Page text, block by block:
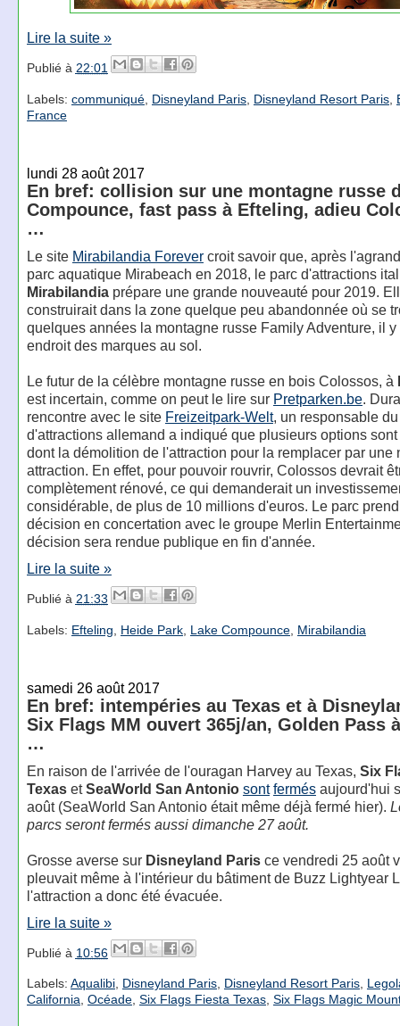
Lire la suite »
Publié à 22:01
Labels: communiqué, Disneyland Paris, Disneyland Resort Paris,
France
lundi 28 août 2017
En bref: collision sur une montagne russe
Compounce, fast pass à Efteling, adieu
…
Le site Mirabilandia Forevercroit savoir que, après
parc aquatique Mirabeach en 2018, le parc d'attractions
Mirabilandiaprépare une grande nouveauté pour 2019.
construirait dans la zone quelque peu abandonnée où se
quelques années la montagne russe Family Adventure, il y
endroit des marques au sol.
Le futur de la célèbre montagne russe en bois Colossos, à
est incertain, comme on peut le lire sur Pretparken.be.
rencontre avec le site Freizeitpark-Welt, un responsable
d'attractions allemand a indiqué que plusieurs options
dont la démolition de l'attraction pour la remplacer par une
attraction. En effet, pour pouvoir rouvrir, Colossos devrait
complètement rénové, ce qui demanderait un
considérable, de plus de 10 millions d'euros. Le parc
décision en concertation avec le groupe Merlin
décision sera rendue publique en fin d'année.
Lire la suite »
Publié à 21:33
Labels: Efteling Heide Park, Lake Compounce, Mirabilandia
samedi 26 août 2017
En bref: intempéries au Texas et à
Six Flags MM ouvert 365j/an, Golden Pass
…
En raison de l'arrivée de l'ouragan Harvey au Texas, Six
TexasetSeaWorld San Antonio sont fermésaujourd'hui
août (SeaWorld San Antonio était même déjà fermé hier).
parcs seront fermés aussi dimanche 27 août.
Grosse averse sur Disneyland Parisce vendredi 25 août
pleuvait même à l'intérieur du bâtiment de Buzz Lightyear
l'attraction a donc été évacuée.
Lire la suite »
Publié à 10:56
Labels: Aqualibi, Disneyland Paris, Disneyland Resort Paris,
California, Océade, Six Flags Fiesta Texas, Six Flags Magic